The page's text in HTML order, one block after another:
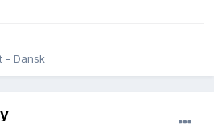
- Dansk